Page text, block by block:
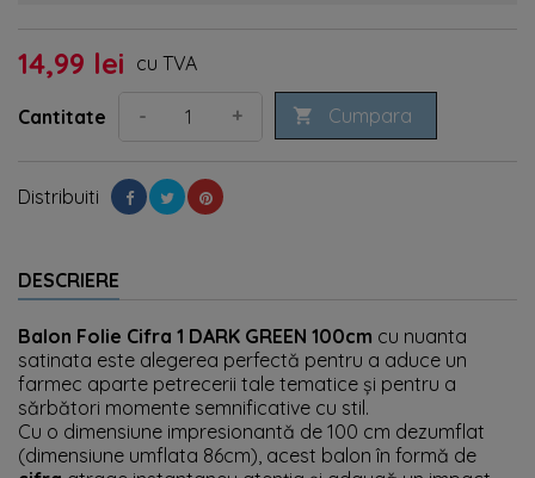
14,99 lei cu TVA
Cantitate - +  Cumpara
Distribuiti
DESCRIERE
Balon Folie Cifra 1 DARK GREEN 100cm cu nuanta
satinata este alegerea perfectă pentru a aduce un
farmec aparte petrecerii tale tematice și pentru a
sărbători momente semnificative cu stil.
Cu o dimensiune impresionantă de 100 cm dezumflat
(dimensiune umflata 86cm), acest balon în formă de